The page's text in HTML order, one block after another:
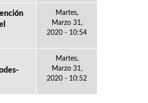
Martes,
Marzo 31,
2020 - 10:54
Martes,
Marzo 31,
2020 - 10:52